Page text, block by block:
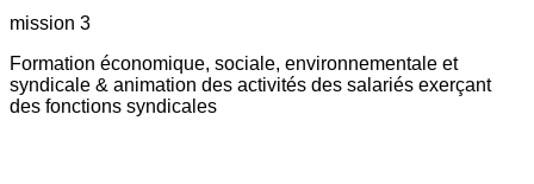
mission 3
Formation économique, sociale, environnementale et
syndicale & animation des activités des salariés exerçant
des fonctions syndicales